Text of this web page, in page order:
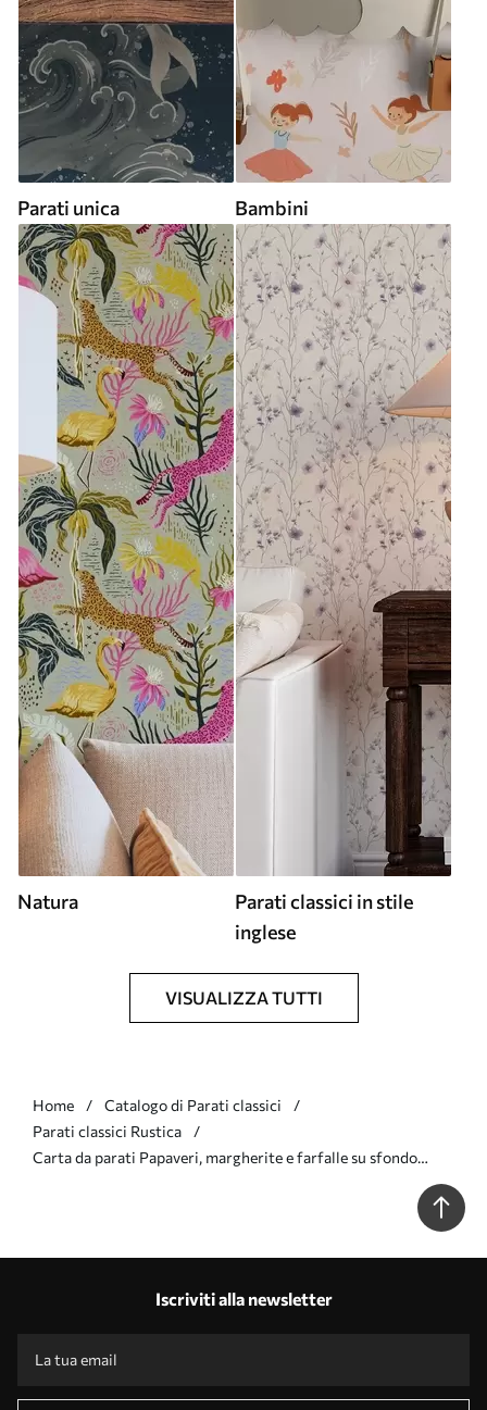
Parati unica Bambini
Natura
Parati classici in stile
inglese
VISUALIZZA TUTTI
Home
Catalogo di Parati classici
Parati classici Rustica
Carta da parati Papaveri, margherite e farfalle su sfondo
Iscriviti alla newsletter